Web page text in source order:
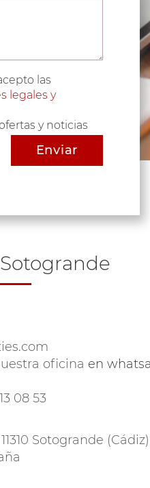
las
legales y
y noticias
Enviar
oficina en
08 53
Sotogrande (Cádiz)